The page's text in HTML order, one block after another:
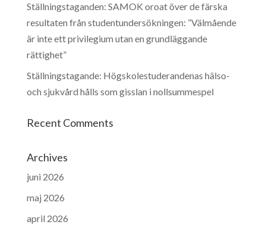
Ställningstaganden: SAMOK oroat över de färska
resultaten från studentundersökningen: ”Välmående
är inte ett privilegium utan en grundläggande
rättighet”
Ställningstagande: Högskolestuderandenas hälso-
och sjukvård hålls som gisslan i nollsummespel
Recent Comments
Archives
juni 2026
maj 2026
april 2026